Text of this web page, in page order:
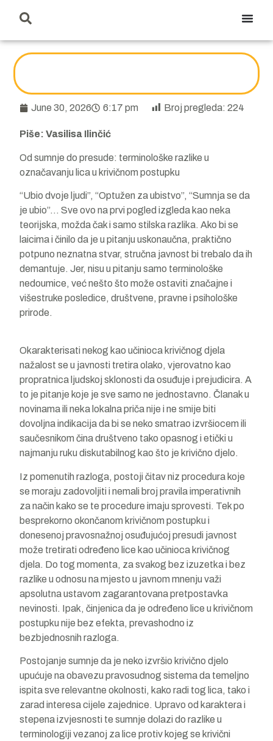
June 30, 2026 6:17 pm Broj pregleda: 224
Piše: Vasilisa Ilinčić
Od sumnje do presude: terminološke razlike u
označavanju lica u krivičnom postupku
“Ubio dvoje ljudi”, “Optužen za ubistvo”, “Sumnja se da
je ubio”… Sve ovo na prvi pogled izgleda kao neka
teorijska, možda čak i samo stilska razlika. Ako bi se
laicima i činilo da je u pitanju uskonaučna, praktično
potpuno neznatna stvar, stručna javnost bi trebalo da ih
demantuje. Jer, nisu u pitanju samo terminološke
nedoumice, već nešto što može ostaviti značajne i
višestruke posledice, društvene, pravne i psihološke
prirode.
Okarakterisati nekog kao učinioca krivičnog djela
nažalost se u javnosti tretira olako, vjerovatno kao
propratnica ljudskoj sklonosti da osuđuje i prejudicira. A
to je pitanje koje je sve samo ne jednostavno. Članak u
novinama ili neka lokalna priča nije i ne smije biti
dovoljna indikacija da bi se neko smatrao izvršiocem ili
saučesnikom čina društveno tako opasnog i etički u
najmanju ruku diskutabilnog kao što je krivično djelo.
Iz pomenutih razloga, postoji čitav niz procedura koje
se moraju zadovoljiti i nemali broj pravila imperativnih
za način kako se te procedure imaju sprovesti. Tek po
besprekorno okončanom krivičnom postupku i
donesenoj pravosnažnoj osuđujućoj presudi javnost
može tretirati određeno lice kao učinioca krivičnog
djela. Do tog momenta, za svakog bez izuzetka i bez
razlike u odnosu na mjesto u javnom mnenju važi
apsolutna ustavom zagarantovana pretpostavka
nevinosti. Ipak, činjenica da je određeno lice u krivičnom
postupku nije bez efekta, prevashodno iz
bezbjednosnih razloga.
Postojanje sumnje da je neko izvršio krivično djelo
upućuje na obavezu pravosudnog sistema da temeljno
ispita sve relevantne okolnosti, kako radi tog lica, tako i
zarad interesa cijele zajednice. Upravo od karaktera i
stepena izvjesnosti te sumnje dolazi do razlike u
terminologiji vezanoj za lice protiv kojeg se krivični